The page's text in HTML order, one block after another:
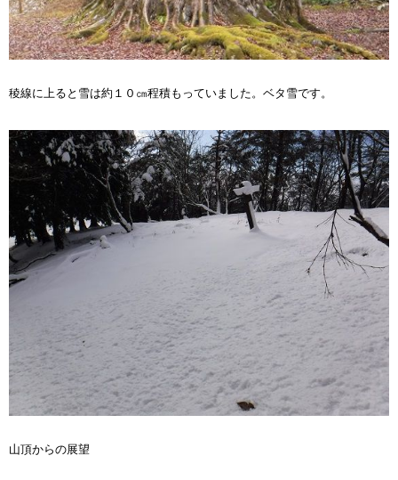
稜線に上ると雪は約１０㎝程積もっていました。ベタ雪です。
山頂からの展望